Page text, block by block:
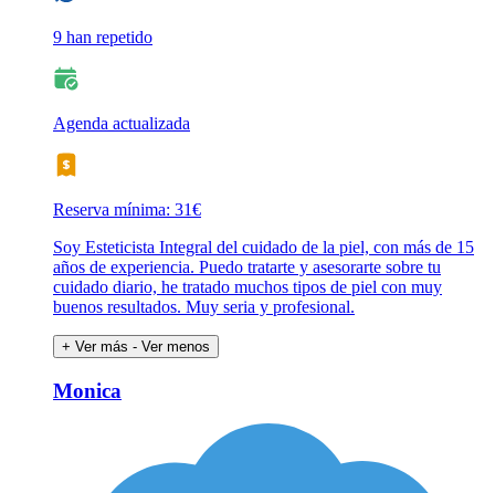
9 han repetido
Agenda actualizada
Reserva mínima: 31€
Soy Esteticista Integral del cuidado de la piel, con más de 15
años de experiencia. Puedo tratarte y asesorarte sobre tu
cuidado diario, he tratado muchos tipos de piel con muy
buenos resultados. Muy seria y profesional.
+ Ver más - Ver menos
Monica